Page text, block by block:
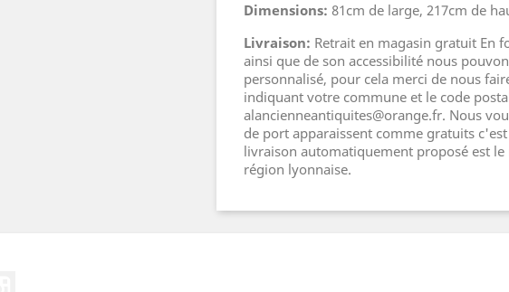
Dimensions: 81cm de large, 217cm de
Livraison: Retrait en magasin gratuit En
ainsi que de son accessibilité nous
personnalisé, pour cela merci de nous
indiquant votre commune et le code
alancienneantiquites@orange.fr. Nous
de port apparaissent comme gratuits
livraison automatiquement proposé est
région lyonnaise.